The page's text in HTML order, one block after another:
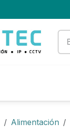
Alimentación